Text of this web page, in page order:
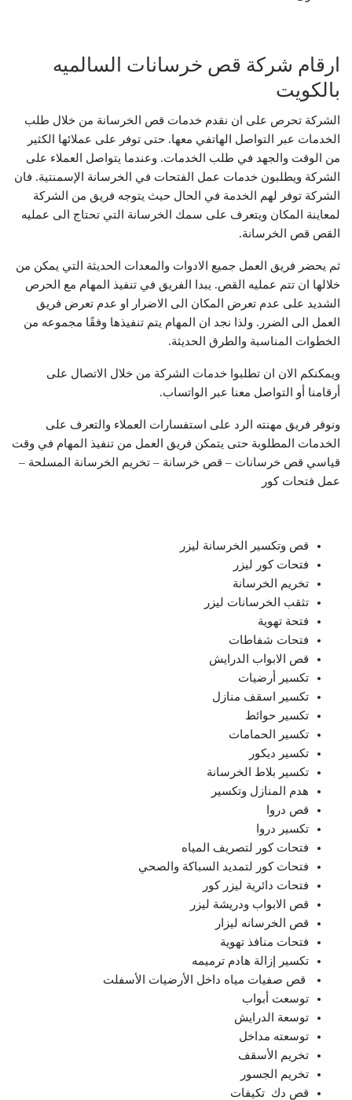
ارقام شركة قص خرسانات السالميه
بالكويت
الشركة تحرص على ان نقدم خدمات قص الخرسانة من خلال طلب
الخدمات عبر التواصل الهاتفي معها. حتى توفر على عملائها الكثير
من الوقت والجهد في طلب الخدمات. وعندما يتواصل العملاء على
الشركة ويطلبون خدمات عمل الفتحات في الخرسانة الإسمنتية. فان
الشركة توفر لهم الخدمة في الحال حيث يتوجه فريق من الشركة
لمعاينة المكان ويتعرف على سمك الخرسانة التي تحتاج الى عمليه
القص قص الخرسانة.
ثم يحضر فريق العمل جميع الادوات والمعدات الحديثة التي يمكن من
خلالها ان تتم عمليه القص. يبدا الفريق في تنفيذ المهام مع الحرص
الشديد على عدم تعرض المكان الى الاضرار او عدم تعرض فريق
العمل الى الضرر. ولذا نجد ان المهام يتم تنفيذها وفقًا مجموعه من
الخطوات المناسبة والطرق الحديثة.
ويمكنكم الان ان تطلبوا خدمات الشركة من خلال الاتصال على
أرقامنا أو التواصل معنا عبر الواتساب.
ونوفر فريق مهنته الرد على استفسارات العملاء والتعرف على
الخدمات المطلوبة حتى يتمكن فريق العمل من تنفيذ المهام في وقت
قياسي قص خرسانات – قص خرسانة – تخريم الخرسانة المسلحة –
عمل فتحات كور
قص وتكسير الخرسانة ليزر
‏فتحات كور ليزر
تخريم الخرسانة
‏تثقب الخرسانات ليزر ‏
‏فتحة تهوية
فتحات ‏شفاطات
‏قص الابواب الدرايش ‏
تكسير أرضيات
تكسير اسقف منازل
‏تكسير حوائط
تكسير الحمامات
تكسير ديكور
‏تكسير بلاط الخرسانة
‏هدم المنازل ‏وتكسير
‏قص ‏دروا
تكسير دروا
‏فتحات كور لتصريف المياه
‏فتحات كور لتمديد السباكة ‏والصحي
‏فتحات دائرية ليزر كور
قص الابواب ودريشة ليزر
قص الخرسانه ليزار
‏فتحات منافذ تهوية
‏تكسير إزالة هادم ‏ترميمه
‏ ‏قص ‏صفيات مياه داخل الأرضيات الأسفلت
‏توسعت أبواب
توسعة الدرايش
توسعته مداخل
‏تخريم الأسقف
تخريم الجسور
‏قص دك ‏ ‏تكيفات